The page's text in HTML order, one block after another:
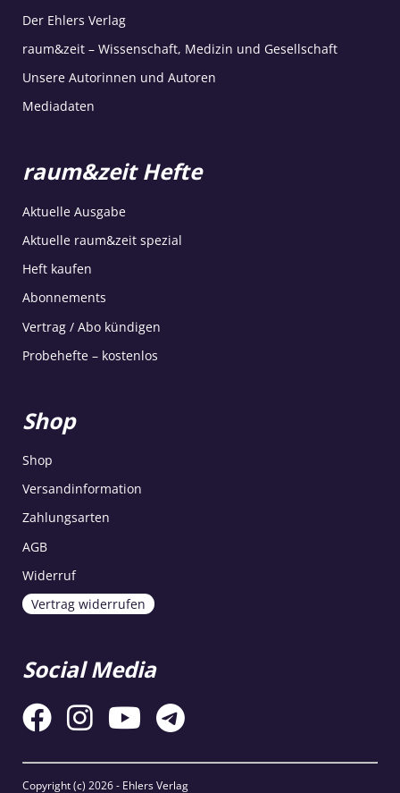
Der Ehlers Verlag
raum&zeit – Wissenschaft, Medizin und Gesellschaft
Unsere Autorinnen und Autoren
Mediadaten
raum&zeit Hefte
Aktuelle Ausgabe
Aktuelle raum&zeit spezial
Heft kaufen
Abonnements
Vertrag / Abo kündigen
Probehefte – kostenlos
Shop
Shop
Versandinformation
Zahlungsarten
AGB
Widerruf
Vertrag widerrufen
Social Media
Copyright (c) 2026 - Ehlers Verlag